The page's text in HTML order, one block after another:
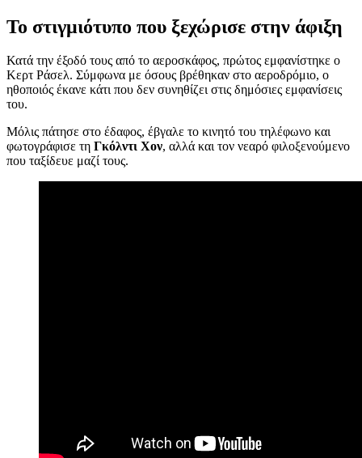
Το στιγμιότυπο που ξεχώρισε στην άφιξη
Κατά την έξοδό τους από το αεροσκάφος, πρώτος εμφανίστηκε ο
Κερτ Ράσελ. Σύμφωνα με όσους βρέθηκαν στο αεροδρόμιο, ο
ηθοποιός έκανε κάτι που δεν συνηθίζει στις δημόσιες εμφανίσεις
του.
Μόλις πάτησε στο έδαφος, έβγαλε το κινητό του τηλέφωνο και
φωτογράφισε τη Γκόλντι Χον, αλλά και τον νεαρό φιλοξενούμενο
που ταξίδευε μαζί τους.